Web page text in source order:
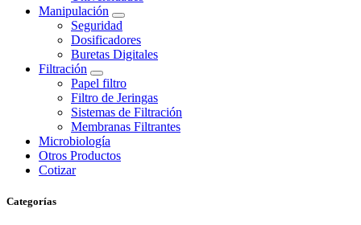
Manipulación
Seguridad
Dosificadores
Buretas Digitales
Filtración
Papel filtro
Filtro de Jeringas
Sistemas de Filtración
Membranas Filtrantes
Microbiología
Otros Productos
Cotizar
Categorías